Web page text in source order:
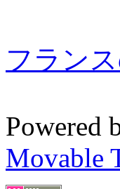
フラン
Powered
Movable